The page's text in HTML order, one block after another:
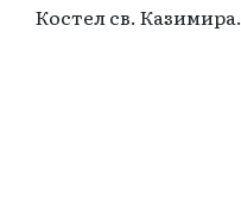
Костел св. Казимира.